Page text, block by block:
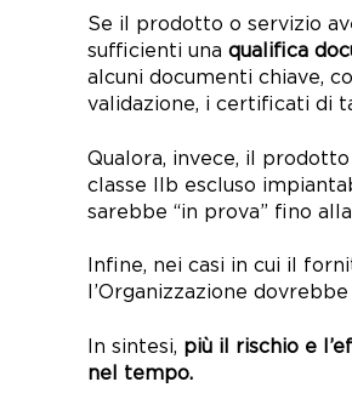
Se il prodotto o servizio
sufficienti una qualifica
alcuni documenti chiave,
validazione, i certificati di
Qualora, invece, il
classe IIb escluso
sarebbe “in prova” fino
Infine, nei casi in cui il
l’Organizzazione
In sintesi, più il rischio e
nel tempo.